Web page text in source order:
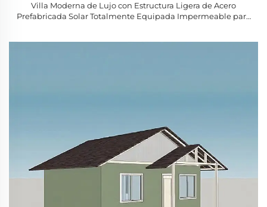
Villa Moderna de Lujo con Estructura Ligera de Acero
Prefabricada Solar Totalmente Equipada Impermeable para